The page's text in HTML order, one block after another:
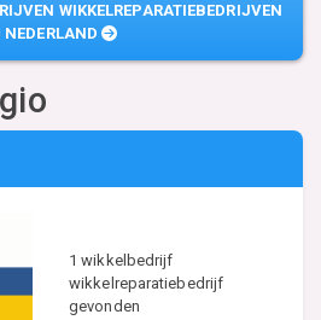
WIKKELREPARATIEBEDRIJVEN
NEDERLAND
1 wikkelbedrijf
wikkelreparatiebedrijf
gevonden